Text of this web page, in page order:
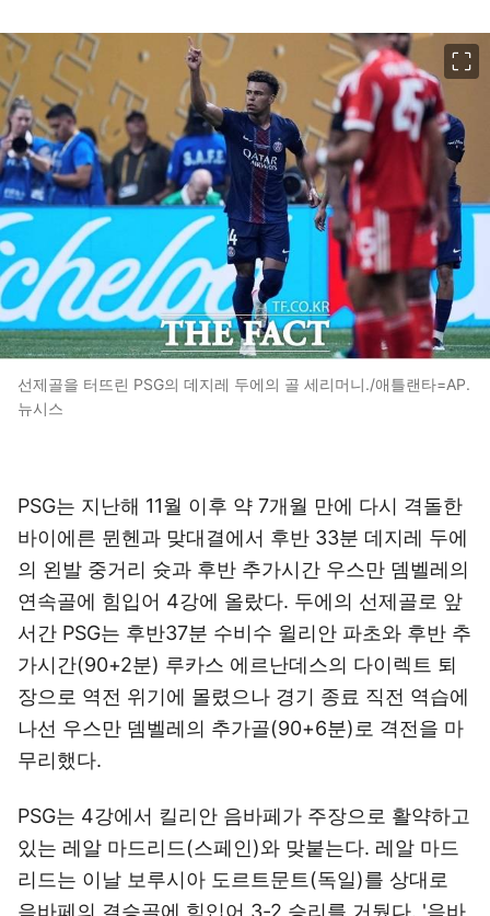
선제골을 터뜨린 PSG의 데지레 두에의 골 세리머니./애틀랜타=AP.
뉴시스
PSG는 지난해 11월 이후 약 7개월 만에 다시 격돌한
바이에른 뮌헨과 맞대결에서 후반 33분 데지레 두에
의 왼발 중거리 슛과 후반 추가시간 우스만 뎀벨레의
연속골에 힘입어 4강에 올랐다. 두에의 선제골로 앞
서간 PSG는 후반37분 수비수 윌리안 파초와 후반 추
가시간(90+2분) 루카스 에르난데스의 다이렉트 퇴
장으로 역전 위기에 몰렸으나 경기 종료 직전 역습에
나선 우스만 뎀벨레의 추가골(90+6분)로 격전을 마
무리했다.
PSG는 4강에서 킬리안 음바페가 주장으로 활약하고
있는 레알 마드리드(스페인)와 맞붙는다. 레알 마드
리드는 이날 보루시아 도르트문트(독일)를 상대로
음바페의 결승골에 힘입어 3-2 승리를 거뒀다. '음바